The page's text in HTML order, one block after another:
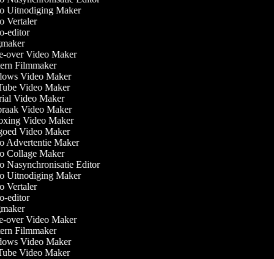
Uitnodiging Maker
Vertaler
editor
over Video Maker
Filmmaker
Video Maker
Video Maker
Video Maker
Video Maker
Video Maker
Video Maker
Advertentie Maker
Collage Maker
Nasynchronisatie Editor
Uitnodiging Maker
Vertaler
editor
over Video Maker
Filmmaker
Video Maker
Video Maker